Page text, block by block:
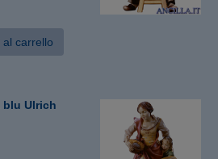
carrello
blu Ulrich